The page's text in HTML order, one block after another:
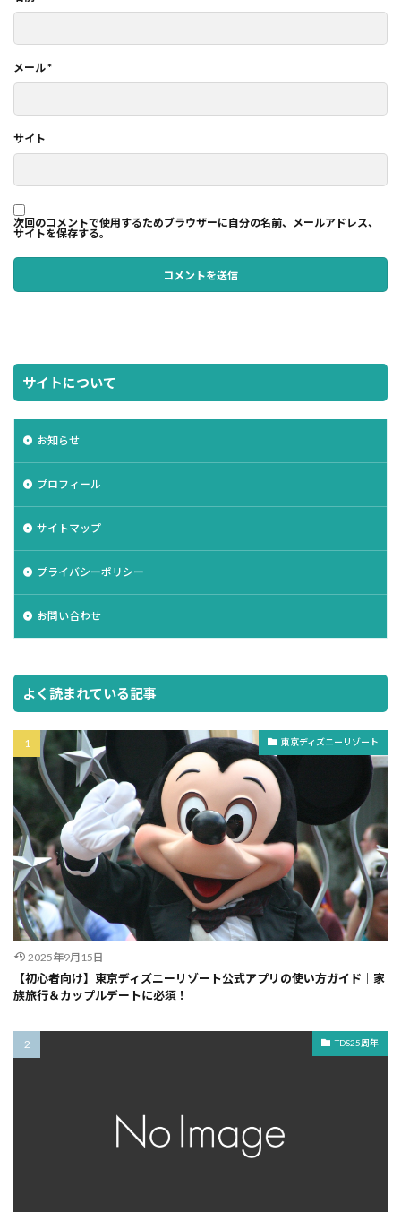
メール*
サイト
次回のコメントで使用するためブラウザーに自分の名前、メールアドレス、
サイトを保存する。
サイトについて
お知らせ
プロフィール
サイトマップ
プライバシーポリシー
お問い合わせ
よく読まれている記事
東京ディズニーリゾート
2025年9月15日
【初心者向け】東京ディズニーリゾート公式アプリの使い方ガイド｜家
族旅行＆カップルデートに必須！
TDS25周年